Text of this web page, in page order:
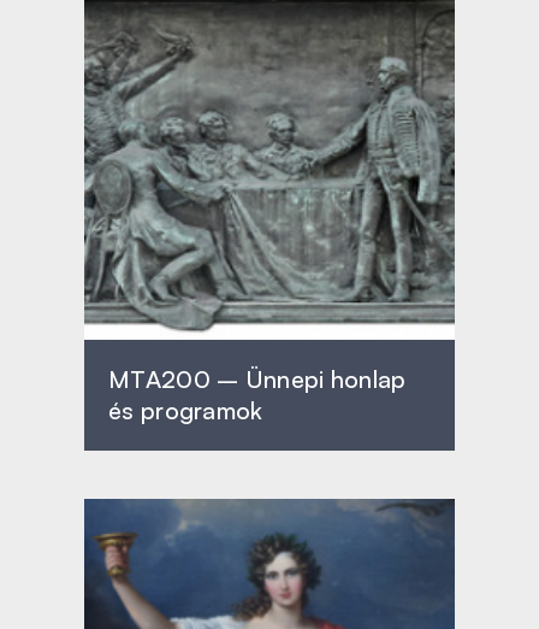
MTA200 – Ünnepi honlap
és programok